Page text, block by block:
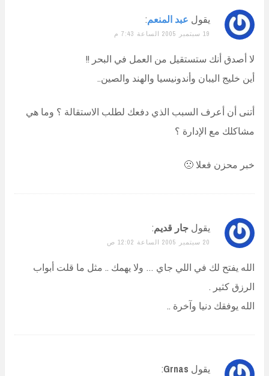
يقول عبد المنعم:
19 سبتمبر 2005 الساعة 7:43 م
لا أصدق أنك ستستقيل من العمل في البحر !!
أين خليج اليبان وأندونيسيا والهند والصين..
أتنى أن أعرف السبب الذي دفعك لطلب الاستقالة ؟ وما هي
مشاكلك مع الإدارة ؟
خبر محزن فعلا 🙁
يقول جار قديم:
20 سبتمبر 2005 الساعة 12:02 ص
الله يفتح لك في اللي جاي … ولا يهمك .. مثل ما قلت أبواب
الرزق كثير .
الله يوفقك دنيا وآخرة ..
يقول Grnas
: